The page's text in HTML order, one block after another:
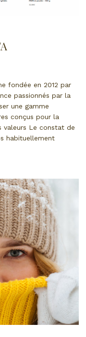
fondée en 2012 par
passionnés par la
une gamme
conçus pour la
Le constat de
habituellement